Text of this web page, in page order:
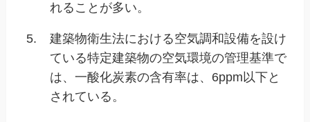
れることが多い。
5.
建築物衛生法における空気調和設備を設け
ている特定建築物の空気環境の管理基準で
は、一酸化炭素の含有率は、6ppm以下と
されている。